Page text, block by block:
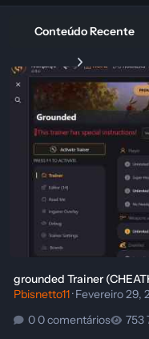
Conteúdo Recente
grounded Trainer
grounded Trainer
Pbisnetto11·Fevereiro 29,
0 comentários